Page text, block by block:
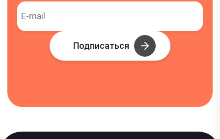
Подписаться